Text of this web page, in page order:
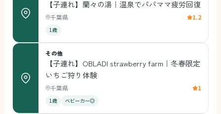
【子連れ】蘭々の湯｜温泉でパパママ疲労回復
千葉県 1.2
1歳
その他
【子連れ】OBLADI strawberry farm｜冬春限定
いちご狩り体験
千葉県 1
1歳 ベビーカー◎